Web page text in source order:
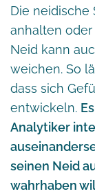
Die neidische
anhalten
Neid kann
weichen. So
dass sich
entwickeln.
Analytiker
seinen Neid
wahrhaben